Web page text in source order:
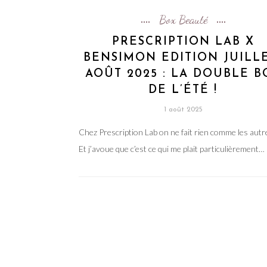
Box Beauté
PRESCRIPTION LAB X
BENSIMON EDITION
AOÛT 2025 : LA DOUBLE
DE L’ÉTÉ !
1 août 2025
Chez Prescription Lab on ne fait rien comme les
Et j’avoue que c’est ce qui me plait particulièrement…